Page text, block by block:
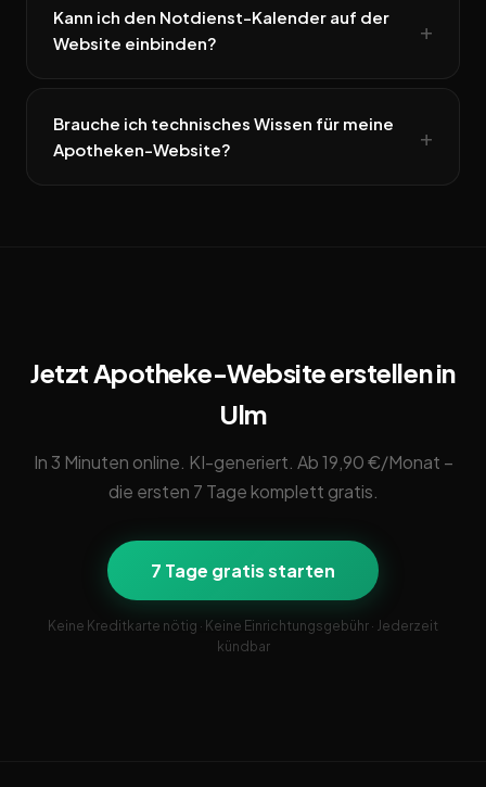
Kann ich den Notdienst-Kalender auf der
Website einbinden?
Brauche ich technisches Wissen für meine
Apotheken-Website?
Jetzt Apotheke-Website erstellen in
Ulm
In 3 Minuten online. KI-generiert. Ab 19,90 €/Monat –
die ersten 7 Tage komplett gratis.
7 Tage gratis starten
Keine Kreditkarte nötig · Keine Einrichtungsgebühr · Jederzeit
kündbar